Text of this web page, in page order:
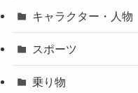
キャラクター・人物
スポーツ
乗り物